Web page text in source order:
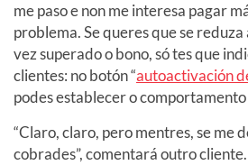
me paso e non me interesa pagar
problema. Se queres que se
vez superado o bono, só tes que
clientes: no botón “autoactivación
podes establecer o comportamento
“Claro, claro, pero mentres, se me
cobrades”, comentará outro